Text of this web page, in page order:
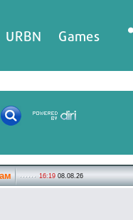
URBN Games
16:19 08.08.26